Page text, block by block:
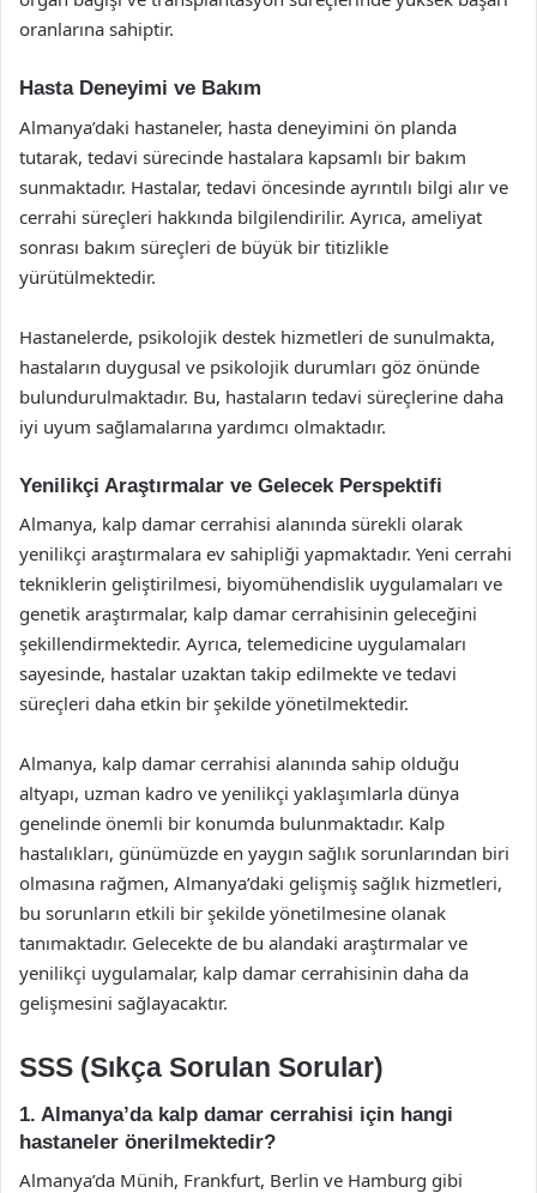
oranlarına sahiptir.
Hasta Deneyimi ve Bakım
Almanya’daki hastaneler, hasta deneyimini ön planda
tutarak, tedavi sürecinde hastalara kapsamlı bir bakım
sunmaktadır. Hastalar, tedavi öncesinde ayrıntılı bilgi alır ve
cerrahi süreçleri hakkında bilgilendirilir. Ayrıca, ameliyat
sonrası bakım süreçleri de büyük bir titizlikle
yürütülmektedir.
Hastanelerde, psikolojik destek hizmetleri de sunulmakta,
hastaların duygusal ve psikolojik durumları göz önünde
bulundurulmaktadır. Bu, hastaların tedavi süreçlerine daha
iyi uyum sağlamalarına yardımcı olmaktadır.
Yenilikçi Araştırmalar ve Gelecek Perspektifi
Almanya, kalp damar cerrahisi alanında sürekli olarak
yenilikçi araştırmalara ev sahipliği yapmaktadır. Yeni cerrahi
tekniklerin geliştirilmesi, biyomühendislik uygulamaları ve
genetik araştırmalar, kalp damar cerrahisinin geleceğini
şekillendirmektedir. Ayrıca, telemedicine uygulamaları
sayesinde, hastalar uzaktan takip edilmekte ve tedavi
süreçleri daha etkin bir şekilde yönetilmektedir.
Almanya, kalp damar cerrahisi alanında sahip olduğu
altyapı, uzman kadro ve yenilikçi yaklaşımlarla dünya
genelinde önemli bir konumda bulunmaktadır. Kalp
hastalıkları, günümüzde en yaygın sağlık sorunlarından biri
olmasına rağmen, Almanya’daki gelişmiş sağlık hizmetleri,
bu sorunların etkili bir şekilde yönetilmesine olanak
tanımaktadır. Gelecekte de bu alandaki araştırmalar ve
yenilikçi uygulamalar, kalp damar cerrahisinin daha da
gelişmesini sağlayacaktır.
SSS (Sıkça Sorulan Sorular)
1. Almanya’da kalp damar cerrahisi için hangi
hastaneler önerilmektedir?
Almanya’da Münih, Frankfurt, Berlin ve Hamburg gibi